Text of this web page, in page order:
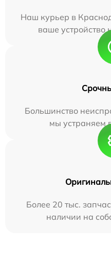
Наш курьер в
ваше устройство
Большинство
мы устраняем
Более 20 тыс.
наличии на